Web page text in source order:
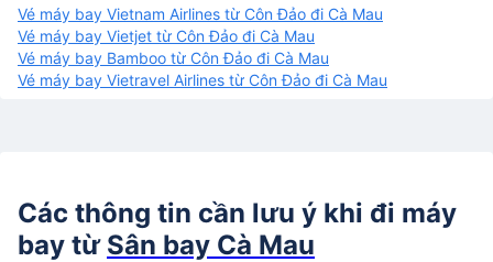
Vé máy bay Vietnam Airlines từ Côn Đảo đi Cà Mau
Vé máy bay Vietjet từ Côn Đảo đi Cà Mau
Vé máy bay Bamboo từ Côn Đảo đi Cà Mau
Vé máy bay Vietravel Airlines từ Côn Đảo đi Cà Mau
Các thông tin cần lưu ý khi đi máy
bay từ Sân bay Cà Mau